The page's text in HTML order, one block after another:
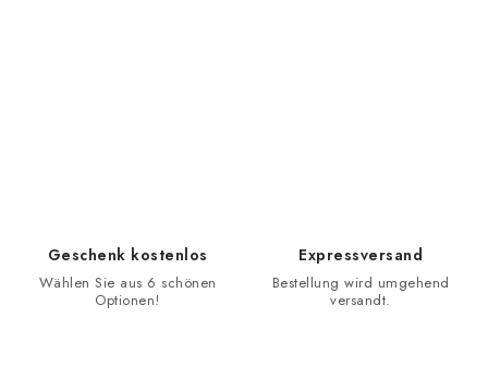
Geschenk kostenlos
Wählen Sie aus 6 schönen
Optionen!
Expressversand
Bestellung wird umgehend
versandt.